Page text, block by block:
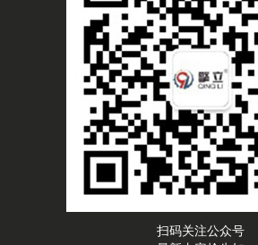
扫码关注公众号